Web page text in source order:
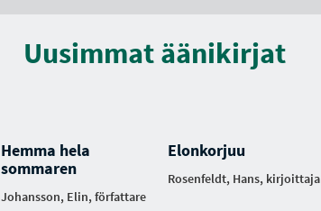
Uusimmat äänikirjat
Hemma hela
sommaren
Johansson, Elin, författare
Elonkorjuu
Rosenfeldt, Hans, kirjoittaja